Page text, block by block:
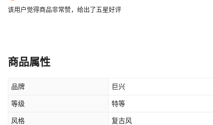
该用户觉得商品非常赞，给出了五星好评
商品属性
品牌 巨兴
等级 特等
风格 复古风